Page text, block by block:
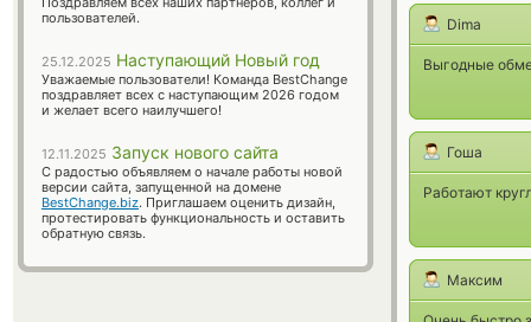
Dima
Выгодные
Гоша
Работают
Максим
пользователей.
25.12.2025 Наступающий Новый год
Уважаемые пользователи! Команда BestChange
поздравляет всех с наступающим 2026 годом
и желает всего наилучшего!
12.11.2025 Запуск нового сайта
С радостью объявляем о начале работы новой
версии сайта, запущенной на домене
BestChange.biz. Приглашаем оценить дизайн,
протестировать функциональность и оставить
обратную связь.